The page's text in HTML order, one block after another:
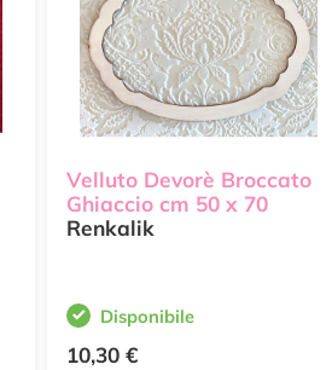
Velluto Devorè Broccato
Ghiaccio cm 50 x 70
Renkalik
Disponibile
10,30 €